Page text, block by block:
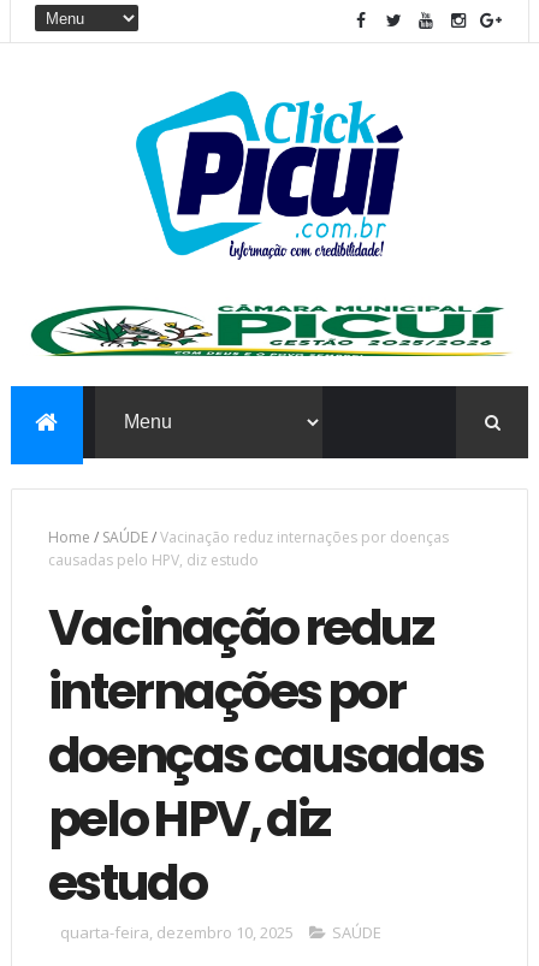
Home / SAÚDE/Vacinação reduz internações por doenças
causadas pelo HPV, diz estudo
Vacinação reduz
internações por
doenças causadas
pelo HPV, diz
estudo
quarta-feira, dezembro 10, 2025 SAÚDE